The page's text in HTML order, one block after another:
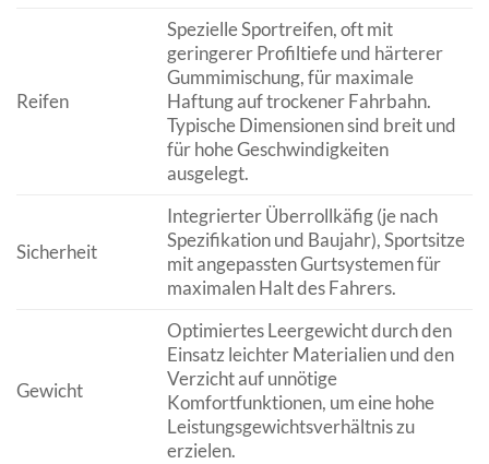
Reifen
Spezielle Sportreifen, oft mit
geringerer Profiltiefe und härterer
Gummimischung, für maximale
Haftung auf trockener Fahrbahn.
Typische Dimensionen sind breit und
für hohe Geschwindigkeiten
ausgelegt.
Sicherheit
Integrierter Überrollkäfig (je nach
Spezifikation und Baujahr), Sportsitze
mit angepassten Gurtsystemen für
maximalen Halt des Fahrers.
Gewicht
Optimiertes Leergewicht durch den
Einsatz leichter Materialien und den
Verzicht auf unnötige
Komfortfunktionen, um eine hohe
Leistungsgewichtsverhältnis zu
erzielen.